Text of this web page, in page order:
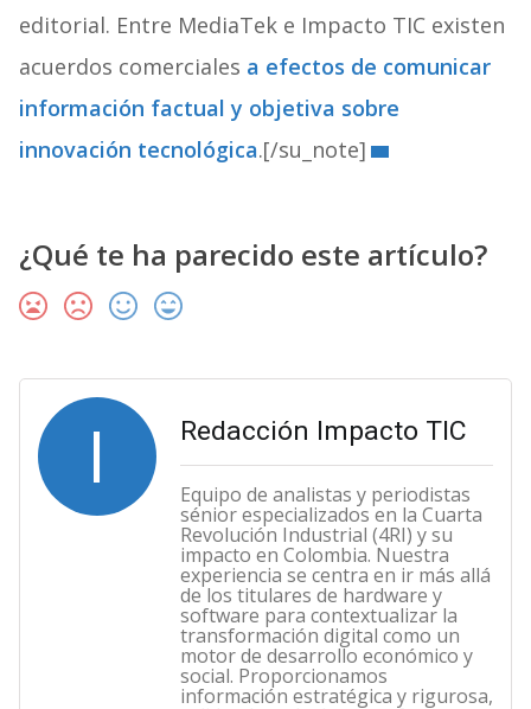
editorial. Entre MediaTek e Impacto TIC existen
acuerdos comerciales a efectos de comunicar
información factual y objetiva sobre
innovación tecnológica.[/su_note]
¿Qué te ha parecido este artículo?
I Redacción Impacto TIC
Equipo de analistas y periodistas
sénior especializados en la Cuarta
Revolución Industrial (4RI) y su
impacto en Colombia. Nuestra
experiencia se centra en ir más allá
de los titulares de hardware y
software para contextualizar la
transformación digital como un
motor de desarrollo económico y
social. Proporcionamos
información estratégica y rigurosa,